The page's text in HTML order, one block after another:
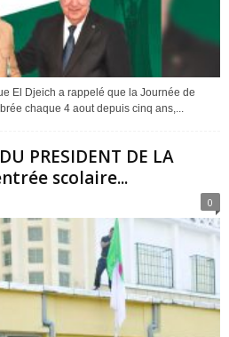
El Djeich a rappelé que la Journée de
chaque 4 aout depuis cinq ans,...
PRESIDENT DE LA
scolaire...
0